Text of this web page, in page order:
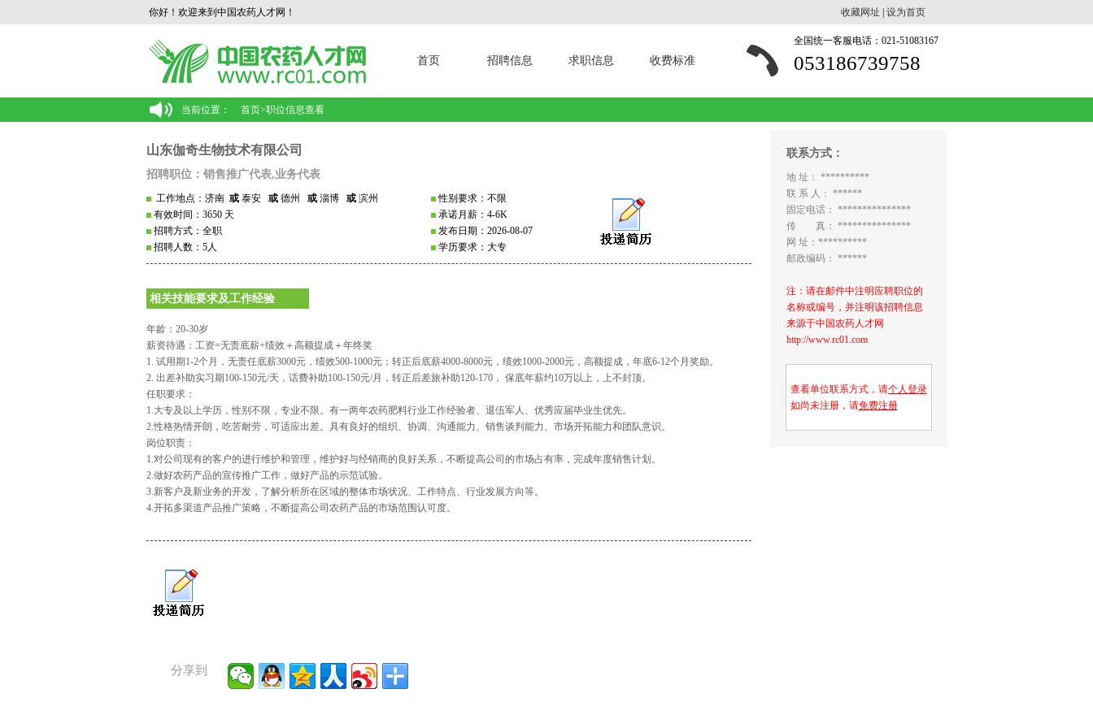
你好！欢迎来到中国农药人才网！ 收藏网址 设为首页
首页 招聘信息 求职信息 收费标准
全国统一客服电话：021-51083167
053186739758
当前位置： 首页>职位信息查看
山东伽奇生物技术有限公司
招聘职位：销售推广代表,业务代表
工作地点：济南 或泰安 或德州 或淄博 或滨州
有效时间：3650 天
招聘方式：全职
招聘人数：5人
性别要求：不限
承诺月薪：4-6K
发布日期：2026-08-07
学历要求：大专
相关技能要求及工作经验
年龄：20-30岁
薪资待遇：工资=无责底薪+绩效＋高额提成＋年终奖
1. 试用期1-2个月，无责任底薪3000元，绩效500-1000元；转正后底薪4000-8000元，绩效1000-2000元，高额提成，年底6-12个月奖励。
2. 出差补助实习期100-150元/天，话费补助100-150元/月，转正后差旅补助120-170， 保底年薪约10万以上，上不封顶。
任职要求：
1.大专及以上学历，性别不限，专业不限。有一两年农药肥料行业工作经验者、退伍军人、优秀应届毕业生优先。
2.性格热情开朗，吃苦耐劳，可适应出差。具有良好的组织、协调、沟通能力、销售谈判能力、市场开拓能力和团队意识。
岗位职责：
1.对公司现有的客户的进行维护和管理，维护好与经销商的良好关系，不断提高公司的市场占有率，完成年度销售计划。
2.做好农药产品的宣传推广工作，做好产品的示范试验。
3.新客户及新业务的开发，了解分析所在区域的整体市场状况、工作特点、行业发展方向等。
4.开拓多渠道产品推广策略，不断提高公司农药产品的市场范围认可度。
分享到
联系方式：
地 址： **********
联 系 人： ******
固定电话： ***************
传 真： ***************
网 址：**********
邮政编码： ******
注：请在邮件中注明应聘职位的
名称或编号，并注明该招聘信息
来源于中国农药人才网
http://www.rc01.com
查看单位联系方式，请个人登录
如尚未注册，请免费注册